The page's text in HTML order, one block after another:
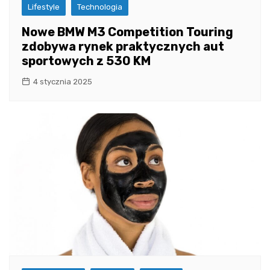
Lifestyle Technologia
Nowe BMW M3 Competition Touring
zdobywa rynek praktycznych aut
sportowych z 530 KM
4 stycznia 2025